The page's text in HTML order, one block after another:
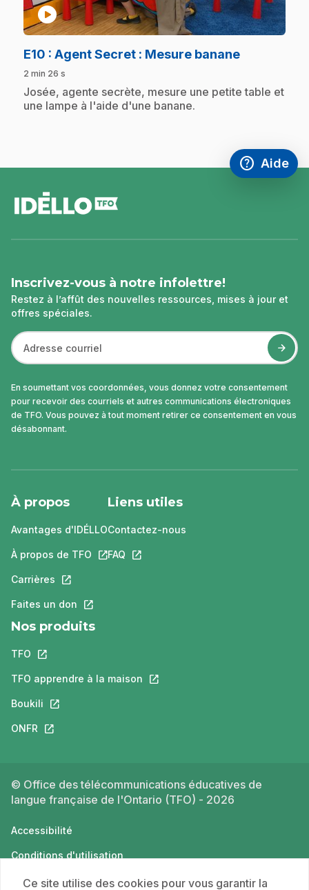
play_circle
E10 : Agent Secret : Mesure banane.
2 min 26 s
.Josée, agente secrète, mesure une petite table et
une lampe à l'aide d'une banane.
help
Accéder à
Aide
,Ce lien
de
page
Inscrivez-vous à notre infolettre!
Restez à l’affût des nouvelles ressources, mises à jour et
offres spéciales.
En soumettant vos coordonnées, vous donnez votre consentement
pour recevoir des courriels et autres communications électroniques
de TFO. Vous pouvez à tout moment retirer ce consentement en vous
désabonnant.
À propos
Avantages d'IDÉLLO
À propos de TFO Ce lien s'ouvrira dans un nouvel onglet.
Carrières Ce lien s'ouvrira dans un nouvel onglet.
Faites un don Ce lien s'ouvrira dans un nouvel onglet.
Liens utiles
Contactez-nous
FAQ Ce lien s'ouvrira dans un nouvel
Nos produits
TFO Ce lien s'ouvrira dans un nouvel onglet.
TFO apprendre à la maison Ce lien s'ouvrira dans un nouvel
Boukili Ce lien s'ouvrira dans un nouvel onglet.
ONFR Ce lien s'ouvrira dans un nouvel onglet.
© Office des télécommunications éducatives de
langue française de l'Ontario (TFO) - 2026
Accessibilité
Conditions d'utilisation
Politique de confidentialité
Ce site utilise des cookies pour vous garantir la